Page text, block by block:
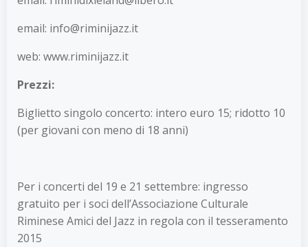
email: info@riminijazz.it
web: www.riminijazz.it
Prezzi:
Biglietto singolo concerto: intero euro 15; ridotto 10
(per giovani con meno di 18 anni)
Per i concerti del 19 e 21 settembre: ingresso
gratuito per i soci dell’Associazione Culturale
Riminese Amici del Jazz in regola con il tesseramento
2015